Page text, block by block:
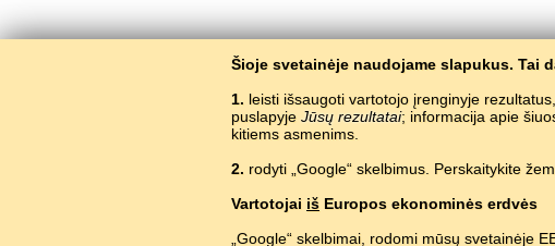
Šioje svetainėje naudojame slapukus. Tai
1. leisti išsaugoti vartotojo įrenginyje
puslapyje Jūsų rezultatai; informacija apie
kitiems asmenims.
2. rodyti „Google“ skelbimus. Perskaitykite
Vartotojai iš Europos ekonominės erdvės
„Google“ skelbimai, rodomi mūsų svetainėje